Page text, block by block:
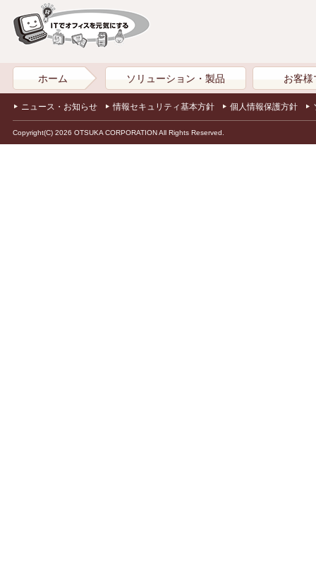
ホーム ソリューション・製品 お客様
ニュース・お知らせ 情報セキュリティ基本方針 個人情報保護方針
Copyright(C) 2026 OTSUKA CORPORATION All Rights Reserved.